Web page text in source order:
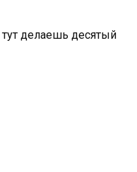
тут делаешь десятый